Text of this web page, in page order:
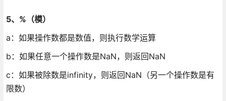
5、%（模）
a：如果操作数都是数值，则执行数学运算
b：如果任意一个操作数是NaN，则返回NaN
c：如果被除数是infinity，则返回NaN（另一个操作数是有
限数）